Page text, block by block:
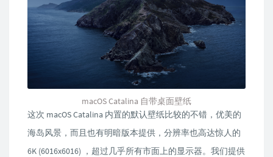
macOS Catalina 自带桌面壁纸
这次 macOS Catalina 内置的默认壁纸比较的不错，优美的
海岛风景，而且也有明暗版本提供，分辨率也高达惊人的
6K (6016x6016) ，超过几乎所有市面上的显示器。我们提供